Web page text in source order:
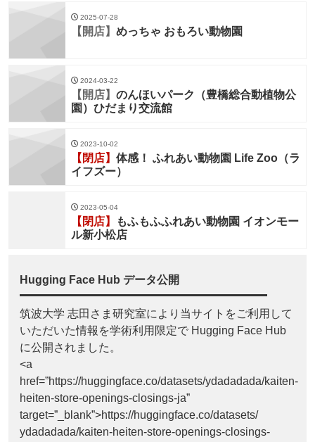
2025-07-28
【開店】 めっちゃ おもろい動物園
2024-03-22
【開店】 のんほいパーク（豊橋総合動植物公
園）ひだまり交流館
2023-10-02
【閉店】 体感！ ふれあい動物園 Life Zoo（ラ
イフズー）
2023-05-04
【閉店】
もふもふふれあい動物園 イオンモー
ル新小松店
Hugging Face Hub データ公開
筑波大学 志田さま研究室により当サイトをご利用して
いただいた情報を学術利用限定で Hugging Face Hub
に公開されました。
<a
href=”https://huggingface.co/datasets/ydadadada/kaiten-
heiten-store-openings-closings-ja”
target=”_blank”>https://huggingface.co/datasets/
ydadadada/kaiten-heiten-store-openings-closings-